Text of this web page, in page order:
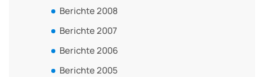
Berichte 2008
Berichte 2007
Berichte 2006
Berichte 2005